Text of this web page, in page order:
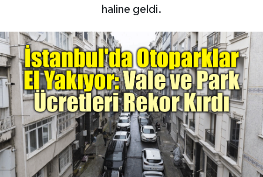
haline geldi.
Gayrimenkul
Spor
Eğitim